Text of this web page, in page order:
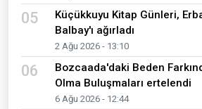
05
Küçükkuyu Kitap Günleri,
Balbay'ı ağırladı
2 Ağu 2026 - 13:10
06
Bozcaada'daki Beden
Olma Buluşmaları ertelendi
6 Ağu 2026 - 12:44